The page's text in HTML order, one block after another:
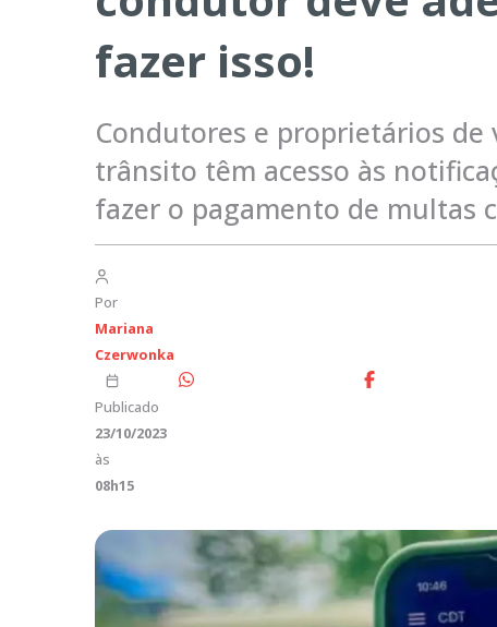
fazer isso!
Condutores e proprietários
trânsito têm acesso às
fazer o pagamento de multas
Por
Mariana
Czerwonka
Publicado
23/10/2023
às
08h15